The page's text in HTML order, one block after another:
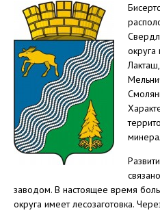
округа
заводом. В настоящее время
округа имеет лесозаготовка.